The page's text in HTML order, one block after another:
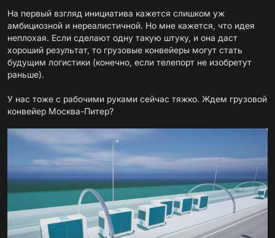
На первый взгляд инициатива кажется слишком уж
амбициозной и нереалистичной. Но мне кажется, что идея
неплохая. Если сделают одну такую штуку, и она даст
хороший результат, то грузовые конвейеры могут стать
будущим логистики (конечно, если телепорт не изобретут
раньше).
У нас тоже с рабочими руками сейчас тяжко. Ждем грузовой
конвейер Москва-Питер?